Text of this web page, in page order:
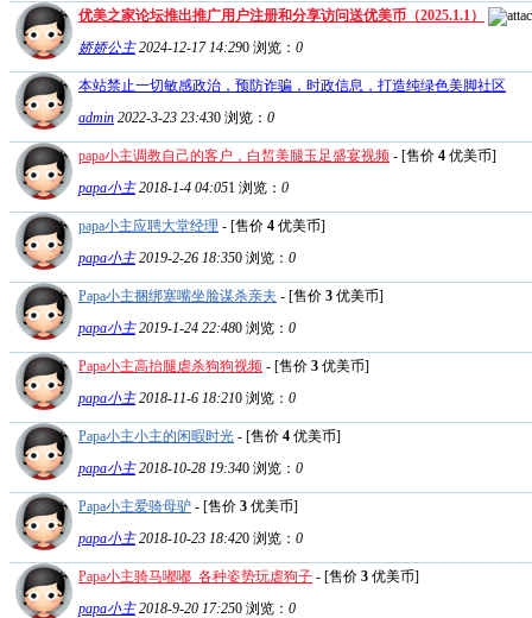
优美之家论坛推出推广用户注册和分享访问送优美币（2025.1.1）
娇娇公主 2024-12-17 14:290 浏览： 0
本站禁止一切敏感政治，预防诈骗，时政信息，打造纯绿色美脚社区
admin 2022-3-23 23:430 浏览： 0
papa小主调教自己的客户，白皙美腿玉足盛宴视频 - [售价 4 优美币]
papa小主 2018-1-4 04:051 浏览： 0
papa小主应聘大堂经理 - [售价 4 优美币]
papa小主 2019-2-26 18:350 浏览： 0
Papa小主捆绑塞嘴坐脸谋杀亲夫 - [售价 3 优美币]
papa小主 2019-1-24 22:480 浏览： 0
Papa小主高抬腿虐杀狗狗视频 - [售价 3 优美币]
papa小主 2018-11-6 18:210 浏览： 0
Papa小主小主的闲暇时光 - [售价 4 优美币]
papa小主 2018-10-28 19:340 浏览： 0
Papa小主爱骑母驴 - [售价 3 优美币]
papa小主 2018-10-23 18:420 浏览： 0
Papa小主骑马嘟嘟_各种姿势玩虐狗子 - [售价 3 优美币]
papa小主 2018-9-20 17:250 浏览： 0